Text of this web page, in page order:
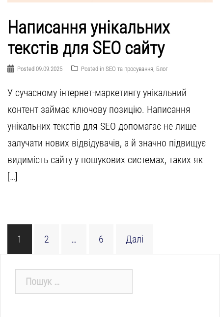
Написання унікальних
текстів для SEO сайту
Posted 09.09.2025 Posted in SEO та просування, Блог
У сучасному інтернет-маркетингу унікальний
контент займає ключову позицію. Написання
унікальних текстів для SEO допомагає не лише
залучати нових відвідувачів, а й значно підвищує
видимість сайту у пошукових системах, таких як
[…]
записів
1 2 … 6 Далі
Пошук: